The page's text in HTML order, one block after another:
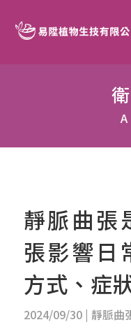
靜脈曲張
張影響日
方式、症
2024/09/30| 靜脈曲